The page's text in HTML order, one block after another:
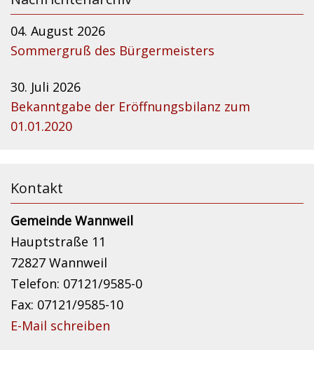
04. August 2026
Sommergruß des Bürgermeisters
30. Juli 2026
Bekanntgabe der Eröffnungsbilanz zum
01.01.2020
Kontakt
Gemeinde Wannweil
Hauptstraße 11
72827 Wannweil
Telefon: 07121/9585-0
Fax: 07121/9585-10
E-Mail schreiben